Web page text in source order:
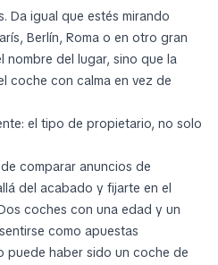
Da igual que estés mirando
Berlín, Roma o en otro gran
nombre del lugar, sino que la
coche con calma en vez de
el tipo de propietario, no solo
comparar anuncios de
del acabado y fijarte en el
coches con una edad y un
como apuestas
puede haber sido un coche de